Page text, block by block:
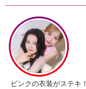
ピンクの衣装がステキ！